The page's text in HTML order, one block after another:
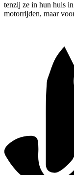
tenzij ze in hun huis
motorrijden, maar